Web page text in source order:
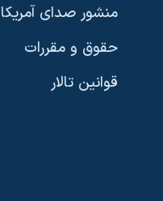
منشور صدای آمریکا
حقوق و مقررات
قوانین تالار